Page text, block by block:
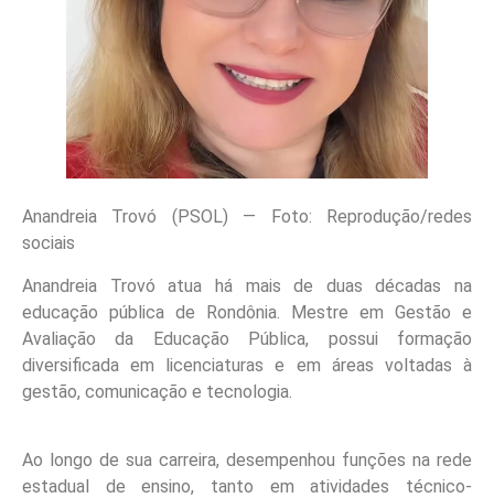
Anandreia Trovó (PSOL) — Foto: Reprodução/redes
sociais
Anandreia Trovó atua há mais de duas décadas na
educação pública de Rondônia. Mestre em Gestão e
Avaliação da Educação Pública, possui formação
diversificada em licenciaturas e em áreas voltadas à
gestão, comunicação e tecnologia.
Ao longo de sua carreira, desempenhou funções na rede
estadual de ensino, tanto em atividades técnico-